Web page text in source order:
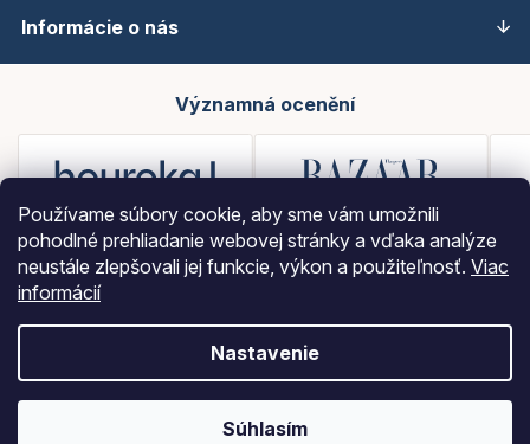
Používame súbory cookie, aby sme vám umožnili
pohodlné prehliadanie webovej stránky a vďaka analýze
neustále zlepšovali jej funkcie, výkon a použiteľnosť. Viac
informácií
Nastavenie
Súhlasím
Informácie o nás
Významná ocenění